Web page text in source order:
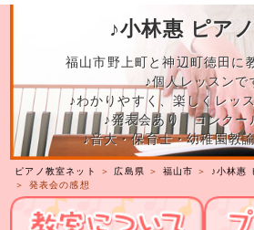
♪小林惠 ピア
福山市野上町と神辺町徳田に
♪個人レッスンで
♪わかりやすく、楽しくレッ
♪発表会あり コンクー
♪音大・保育士・幼稚園教
ピアノ教室ネット ＞ 広島県 ＞ 福山市 ＞ ♪小林惠
＞ 発表会の感想